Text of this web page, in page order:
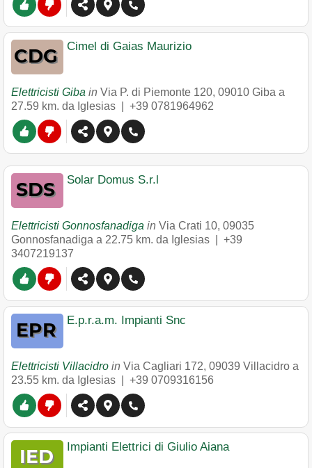
Cimel di Gaias Maurizio
Elettricisti Giba in Via P. di Piemonte 120, 09010 Giba a
27.59 km. da Iglesias | +39 0781964962
Solar Domus S.r.l
Elettricisti Gonnosfanadiga in Via Crati 10, 09035
Gonnosfanadiga a 22.75 km. da Iglesias | +39
3407219137
E.p.r.a.m. Impianti Snc
Elettricisti Villacidro in Via Cagliari 172, 09039 Villacidro a
23.55 km. da Iglesias | +39 0709316156
Impianti Elettrici di Giulio Aiana